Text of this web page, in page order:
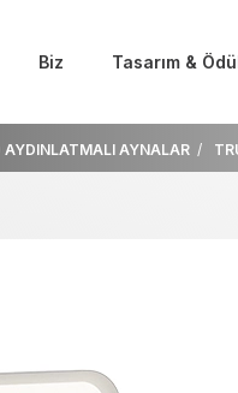
Biz Tasarım &
AYDINLATMALI AYNALAR